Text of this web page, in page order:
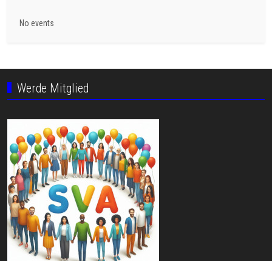
No events
Werde Mitglied